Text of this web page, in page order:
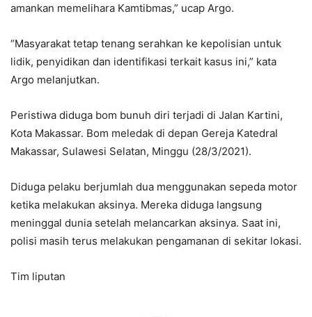
amankan memelihara Kamtibmas,” ucap Argo.
“Masyarakat tetap tenang serahkan ke kepolisian untuk
lidik, penyidikan dan identifikasi terkait kasus ini,” kata
Argo melanjutkan.
Peristiwa diduga bom bunuh diri terjadi di Jalan Kartini,
Kota Makassar. Bom meledak di depan Gereja Katedral
Makassar, Sulawesi Selatan, Minggu (28/3/2021).
Diduga pelaku berjumlah dua menggunakan sepeda motor
ketika melakukan aksinya. Mereka diduga langsung
meninggal dunia setelah melancarkan aksinya. Saat ini,
polisi masih terus melakukan pengamanan di sekitar lokasi.
Tim liputan